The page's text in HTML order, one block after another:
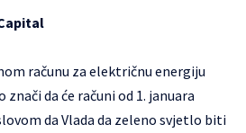
računu za električnu energiju
da će računi od 1. januara
da Vlada da zeleno svjetlo biti